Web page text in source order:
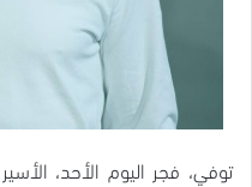
توفي، فجر اليوم الأحد،